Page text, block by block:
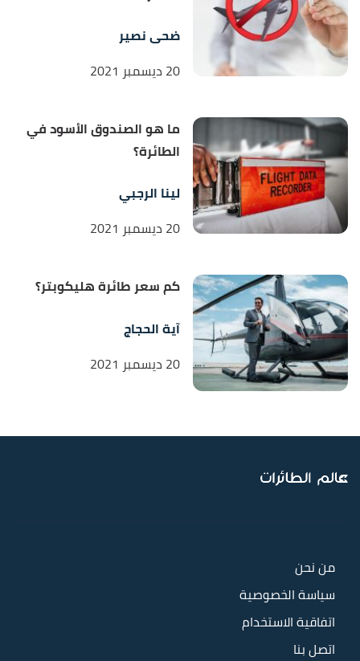
ضحى نصير
20 ديسمبر 2021
ما هو الصندوق الأسود في
الطائرة؟
لينا الرجبي
20 ديسمبر 2021
كم سعر طائرة هليكوبتر؟
آية الحجاج
20 ديسمبر 2021
من نحن
سياسة الخصوصية
اتفاقية الاستخدام
اتصل بنا